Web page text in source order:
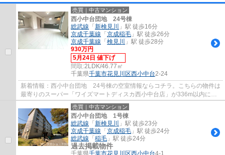
売買｜中古マンション
西小中台団地 24号棟
総武線 「 新検見川
」駅 徒歩16分
京成千葉線 「 京成稲毛 」駅 徒歩26分
京成千葉線 「 検見川
」駅 徒歩28分
930万円
5月24日 値下げ
間取:2LDK/46.77㎡
千葉県千葉市花見川区西小中台2-24
新着情報：西小中台団地 24号棟の空室情報ならコチラ。こちらの物件は
最寄りのスーパー「ワイズマートディスカ西小中台店」が336m以内にあ
ります。多くの方に好評な、清潔感のある室...
売買｜中古マンション
西小中台団地 1号棟
総武線 「 新検見川
」駅 徒歩23分
京成千葉線 「 京成稲毛 」駅 徒歩24分
総武線 「 稲毛 」駅 徒歩24分
過去掲載物件
千葉県千葉市花見川区西小中台4-1